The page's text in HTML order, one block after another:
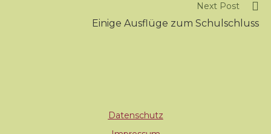
Next Post
Einige Ausflüge zum Schulschluss
Datenschutz